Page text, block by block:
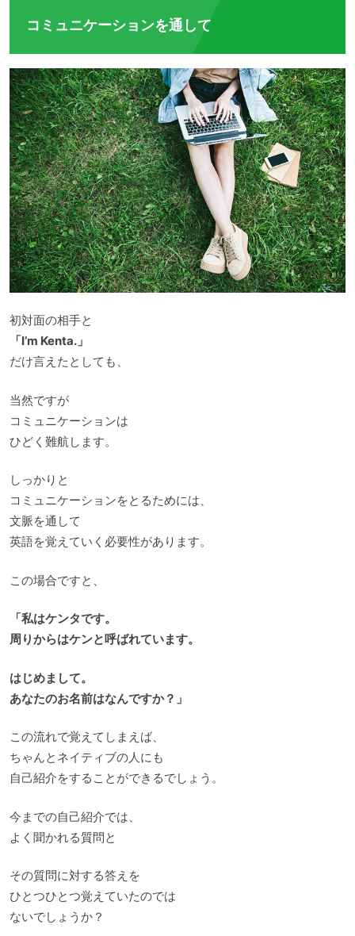
コミュニケーションを通して
初対面の相手と
「I’m Kenta.」
だけ言えたとしても、
当然ですが
コミュニケーションは
ひどく難航します。
しっかりと
コミュニケーションをとるためには、
文脈を通して
英語を覚えていく必要性があります。
この場合ですと、
「私はケンタです。
周りからはケンと呼ばれています。
はじめまして。
あなたのお名前はなんですか？」
この流れで覚えてしまえば、
ちゃんとネイティブの人にも
自己紹介をすることができるでしょう。
今までの自己紹介では、
よく聞かれる質問と
その質問に対する答えを
ひとつひとつ覚えていたのでは
ないでしょうか？